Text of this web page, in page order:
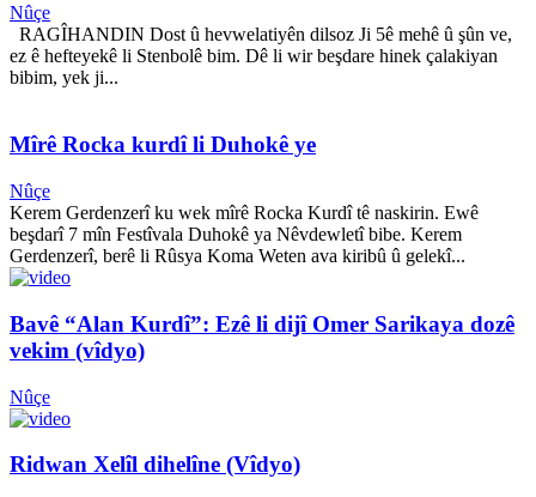
Nûçe
RAGÎHANDIN Dost û hevwelatiyên dilsoz Ji 5ê mehê û şûn ve,
ez ê hefteyekê li Stenbolê bim. Dê li wir beşdare hinek çalakiyan
bibim, yek ji...
Mîrê Rocka kurdî li Duhokê ye
Nûçe
Kerem Gerdenzerî ku wek mîrê Rocka Kurdî tê naskirin. Ewê
beşdarî 7 mîn Festîvala Duhokê ya Nêvdewletî bibe. Kerem
Gerdenzerî, berê li Rûsya Koma Weten ava kiribû û gelekî...
Bavê “Alan Kurdî”: Ezê li dijî Omer Sarikaya dozê
vekim (vîdyo)
Nûçe
Ridwan Xelîl dihelîne (Vîdyo)